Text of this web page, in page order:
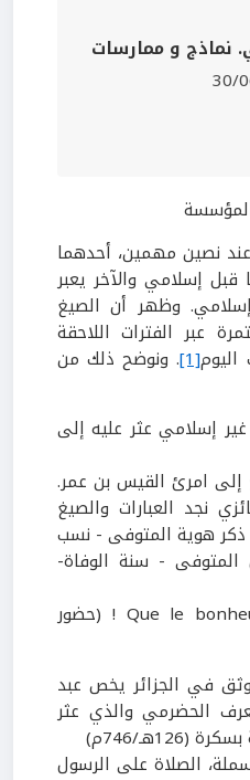
نماذج و ممارسات
المؤسسة
عند نصين مهمين، أحدهما
إسلامي والآخر يعبر
وظهر أن الصيغ
عبر الفترات اللاحقة
[1]. ونوضح ذلك من
إسلامي عثر عليه إلى
إلى امرئ القيس بن عمر.
نجد العبارات والصيغ
هوية المتوفى - نسب
المتوفى - سنة الوفاة-
Que le
! (حضور
في الجزائر يخص عبد
الحضرمي والذي عثر
بسكرة (126هـ/746م)
الصلاة على الرسول